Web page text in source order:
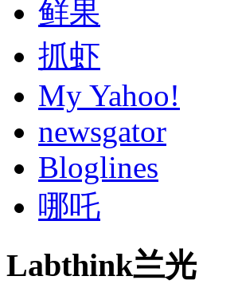
鲜果
抓虾
My Yahoo!
newsgator
Bloglines
哪吒
Labthink兰光